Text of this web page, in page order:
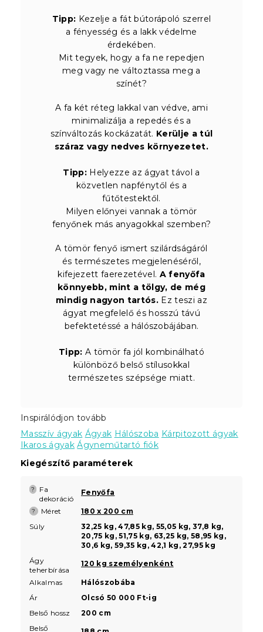
Tipp: Kezelje a fát bútorápoló szerrel
a fényesség és a lakk védelme
érdekében.
Mit tegyek, hogy a fa ne repedjen
meg vagy ne változtassa meg a
színét?
A fa két réteg lakkal van védve, ami
minimalizálja a repedés és a
színváltozás kockázatát. Kerülje a túl
száraz vagy nedves környezetet.
Tipp: Helyezze az ágyat távol a
közvetlen napfénytől és a
fűtőtestektől.
Milyen előnyei vannak a tömör
fenyőnek más anyagokkal szemben?
A tömör fenyő ismert szilárdságáról
és természetes megjelenéséről,
kifejezett faerezetével. A fenyőfa
könnyebb, mint a tölgy, de még
mindig nagyon tartós. Ez teszi az
ágyat megfelelő és hosszú távú
befektetéssé a hálószobájában.
Tipp: A tömör fa jól kombinálható
különböző belső stílusokkal
természetes szépsége miatt.
Inspirálódjon tovább
Masszív ágyak Ágyak Hálószoba Kárpitozott ágyak
Ikaros ágyak Ágyneműtartó fiók
Kiegészítő paraméterek
?
Fa
dekoráció
Fenyőfa
? Méret
180 x 200 cm
Súly
32,25 kg, 47,85 kg, 55,05 kg, 37,8 kg,
20,75 kg, 51,75 kg, 63,25 kg, 58,95 kg,
30,6 kg, 59,35 kg, 42,1 kg, 27,95 kg
Ágy
teherbírása
120 kg személyenként
Alkalmas
Hálószobába
Ár
Olcsó 50 000 Ft-ig
Belső hossz
200 cm
Belső